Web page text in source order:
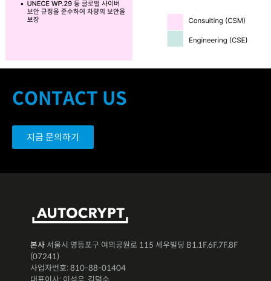
CONTACT US
지금 문의하기
본사 서울시 영등포구 여의공원로 115 세우빌딩 B1,1F,6F,7F,8F
(07241)
사업자번호: 810-88-01404